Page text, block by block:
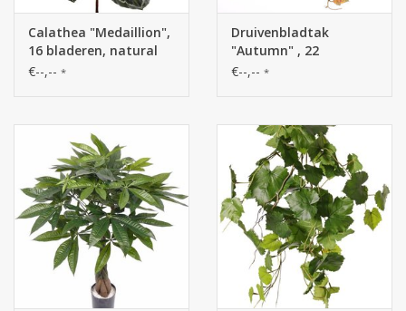
Calathea "Medaillion",
16 bladeren, natural
touch, 76cm
€--,-- *
Druivenbladtak
"Autumn" , 22
bladeren, 3 climbers,
€--,-- *